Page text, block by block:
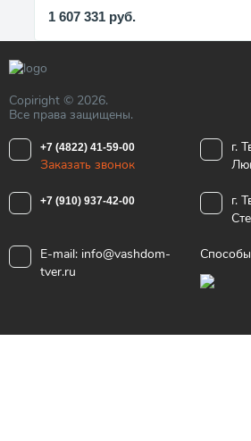
1 607 331 руб.
Copiright © 2026.
Все права защищены.
+7 (4822) 41-59-00
Заказать звонок
г.
+7 (910) 937-42-00
г.
E-mail: info@vashdom-
tver.ru